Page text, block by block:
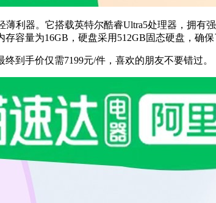
薄利器。它搭载英特尔酷睿Ultra5处理器，拥
容量为16GB，硬盘采用512GB固态硬盘，确
到手价仅需7199元/件，喜欢的朋友不要错过。